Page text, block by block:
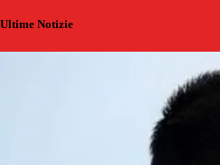
Ultime Notizie